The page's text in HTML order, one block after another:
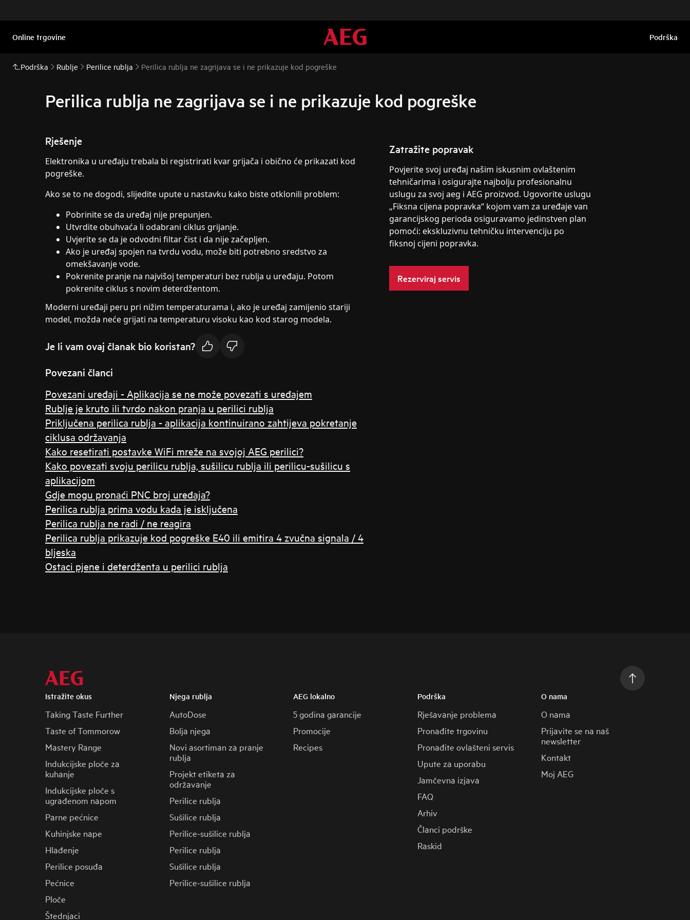
Online trgovine Podrška
Podrška Rublje Perilice rublja Perilica rublja ne zagrijava se i ne prikazuje kod pogreške
Perilica rublja ne zagrijava se i ne prikazuje kod pogreške
Rješenje
Elektronika u uređaju trebala bi registrirati kvar grijača i obično će prikazati kod
pogreške.
Ako se to ne dogodi, slijedite upute u nastavku kako biste otklonili problem:
Pobrinite se da uređaj nije prepunjen.
Utvrdite obuhvaća li odabrani ciklus grijanje.
Uvjerite se da je odvodni filtar čist i da nije začepljen.
Ako je uređaj spojen na tvrdu vodu, može biti potrebno sredstvo za
omekšavanje vode.
Pokrenite pranje na najvišoj temperaturi bez rublja u uređaju. Potom
pokrenite ciklus s novim deterdžentom.
Moderni uređaji peru pri nižim temperaturama i, ako je uređaj zamijenio stariji
model, možda neće grijati na temperaturu visoku kao kod starog modela.
Je li vam ovaj članak bio koristan?
Povezani članci
Povezani uređaji - Aplikacija se ne može povezati s uređajem
Rublje je kruto ili tvrdo nakon pranja u perilici rublja
Priključena perilica rublja - aplikacija kontinuirano zahtijeva pokretanje
ciklusa održavanja
Kako resetirati postavke WiFi mreže na svojoj AEG perilici?
Kako povezati svoju perilicu rublja, sušilicu rublja ili perilicu-sušilicu s
aplikacijom
Gdje mogu pronaći PNC broj uređaja?
Perilica rublja prima vodu kada je isključena
Perilica rublja ne radi / ne reagira
Perilica rublja prikazuje kod pogreške E40 ili emitira 4 zvučna signala / 4
bljeska
Ostaci pjene i deterdženta u perilici rublja
Zatražite popravak
Povjerite svoj uređaj našim iskusnim ovlaštenim
tehničarima i osigurajte najbolju profesionalnu
uslugu za svoj aeg i AEG proizvod. Ugovorite uslugu
„Fiksna cijena popravka“ kojom vam za uređaje van
garancijskog perioda osiguravamo jedinstven plan
pomoći: ekskluzivnu tehničku intervenciju po
fiksnoj cijeni popravka.
Rezerviraj servis
Istražite okus
Taking Taste Further
Taste of Tommorow
Mastery Range
Indukcijske ploče za
kuhanje
Indukcijske ploče s
ugrađenom napom
Parne pećnice
Kuhinjske nape
Hlađenje
Perilice posuđa
Pećnice
Ploče
Štednjaci
Njega rublja
AutoDose
Bolja njega
Novi asortiman za pranje
rublja
Projekt etiketa za
održavanje
Perilice rublja
Sušilice rublja
Perilice-sušilice rublja
Perilice rublja
Sušilice rublja
Perilice-sušilice rublja
AEG lokalno
5 godina garancije
Promocije
Recipes
Podrška
Rješavanje problema
Pronađite trgovinu
Pronađite ovlašteni servis
Upute za uporabu
Jamčevna izjava
FAQ
Arhiv
Članci podrške
Raskid
O nama
O nama
Prijavite se na naš
newsletter
Kontakt
Moj AEG